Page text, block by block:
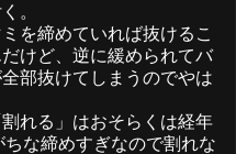
。
を締めていれば抜けるこ
けど、逆に緩められてバ
部抜けてしまうのでやは
れる」はおそらくは経年
な締めすぎなので割れな